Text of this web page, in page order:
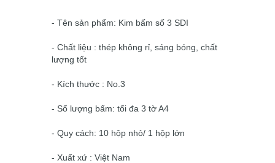
- Tên sản phẩm: Kim bấm số 3 SDI
- Chất liệu : thép không rỉ, sáng bóng, chất
lượng tốt
- Kích thước : No.3
- Số lượng bấm: tối đa 3 tờ A4
- Quy cách: 10 hộp nhỏ/ 1 hộp lớn
- Xuất xứ : Việt Nam